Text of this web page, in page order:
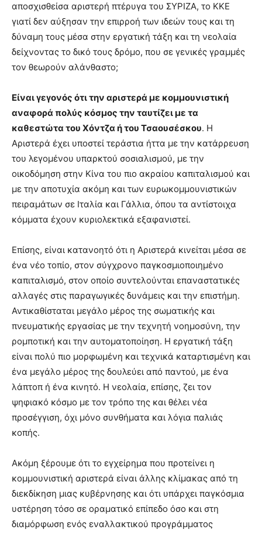
αποσχισθείσα αριστερή πτέρυγα του ΣΥΡΙΖΑ, το ΚΚΕ
γιατί δεν αύξησαν την επιρροή των ιδεών τους και τη
δύναμη τους μέσα στην εργατική τάξη και τη νεολαία
δείχνοντας το δικό τους δρόμο, που σε γενικές γραμμές
τον θεωρούν αλάνθαστο;
Είναι γεγονός ότι την αριστερά με κομμουνιστική
αναφορά πολύς κόσμος την ταυτίζει με τα
καθεστώτα του Χόντζα ή του Τσαουσέσκου. Η
Αριστερά έχει υποστεί τεράστια ήττα με την κατάρρευση
του λεγομένου υπαρκτού σοσιαλισμού, με την
οικοδόμηση στην Κίνα του πιο ακραίου καπιταλισμού και
με την αποτυχία ακόμη και των ευρωκομμουνιστικών
πειραμάτων σε Ιταλία και Γάλλια, όπου τα αντίστοιχα
κόμματα έχουν κυριολεκτικά εξαφανιστεί.
Επίσης, είναι κατανοητό ότι η Αριστερά κινείται μέσα σε
ένα νέο τοπίο, στον σύγχρονο παγκοσμιοποιημένο
καπιταλισμό, στον οποίο συντελούνται επαναστατικές
αλλαγές στις παραγωγικές δυνάμεις και την επιστήμη.
Αντικαθίσταται μεγάλο μέρος της σωματικής και
πνευματικής εργασίας με την τεχνητή νοημοσύνη, την
ρομποτική και την αυτοματοποίηση. Η εργατική τάξη
είναι πολύ πιο μορφωμένη και τεχνικά καταρτισμένη και
ένα μεγάλο μέρος της δουλεύει από παντού, με ένα
λάπτοπ ή ένα κινητό. Η νεολαία, επίσης, ζει τον
ψηφιακό κόσμο με τον τρόπο της και θέλει νέα
προσέγγιση, όχι μόνο συνθήματα και λόγια παλιάς
κοπής.
Ακόμη ξέρουμε ότι το εγχείρημα που προτείνει η
κομμουνιστική αριστερά είναι άλλης κλίμακας από τη
διεκδίκηση μιας κυβέρνησης και ότι υπάρχει παγκόσμια
υστέρηση τόσο σε οραματικό επίπεδο όσο και στη
διαμόρφωση ενός εναλλακτικού προγράμματος